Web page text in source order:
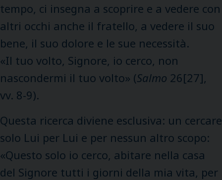
tempo, ci insegna a scoprire e a vedere con
altri occhi anche il fratello, a vedere il suo
bene, il suo dolore e le sue necessità.
«Il tuo volto, Signore, io cerco, non
nascondermi il tuo volto» (Salmo 26[27],
vv. 8-9).
Questa ricerca diviene esclusiva: un cercare
solo Lui per Lui e per nessun altro scopo:
«Questo solo io cerco, abitare nella casa
del Signore tutti i giorni della mia vita, per